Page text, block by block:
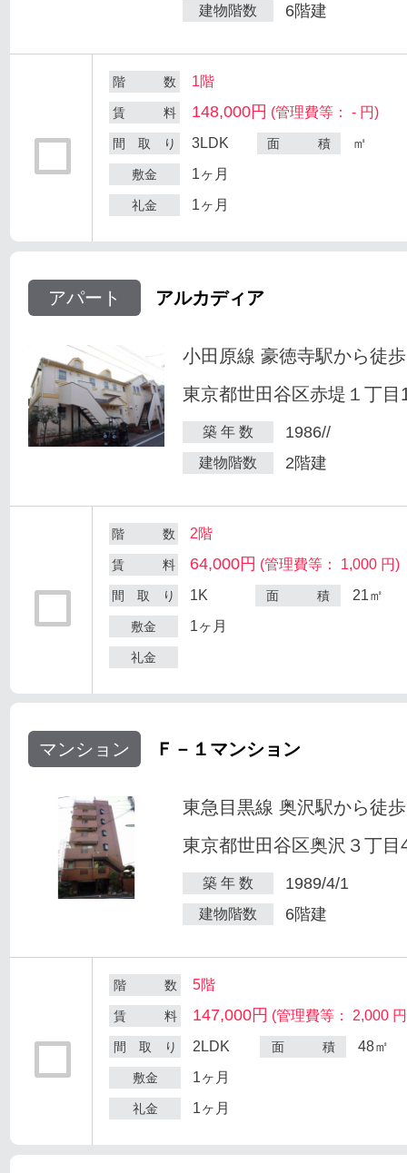
建物階数 6階建
階 数 1階
賃 料 148,000円 (管理費等： - 円)
間 取 り 3LDK 面 積 ㎡
敷金 1ヶ月
礼金 1ヶ月
アパート アルカディア
小田原線 豪徳寺駅から徒
東京都世田谷区赤堤１丁目
築 年 数 1986//
建物階数 2階建
階 数 2階
賃 料 64,000円 (管理費等： 1,000 円)
間 取 り 1K 面 積 21㎡
敷金 1ヶ月
礼金
マンション Ｆ－１マンション
東急目黒線 奥沢駅から徒
東京都世田谷区奥沢３丁目
築 年 数 1989/4/1
建物階数 6階建
階 数 5階
賃 料 147,000円 (管理費等： 2,000
間 取 り 2LDK 面 積 48㎡
敷金 1ヶ月
礼金 1ヶ月